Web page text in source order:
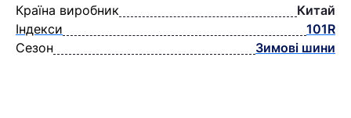
Країна виробник
Китай
Індекси
101R
Сезон
Зимові шини